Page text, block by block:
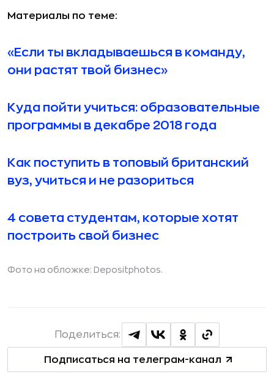
Материалы по теме:
«Если ты вкладываешься в команду,
они растят твой бизнес»
Куда пойти учиться: образовательные
программы в декабре 2018 года
Как поступить в топовый британский
вуз, учиться и не разориться
4 совета студентам, которые хотят
построить свой бизнес
Фото на обложке: Depositphotos.
Подписаться на телеграм-канал
Поделиться: